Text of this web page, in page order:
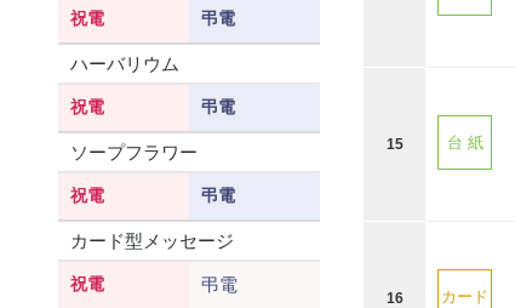
祝電 弔電
ハーバリウム
祝電 弔電
ソープフラワー
祝電 弔電
カード型メッセージ
祝電 弔電
15 台 紙
16 カード